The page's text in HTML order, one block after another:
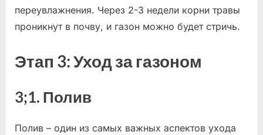
переувлажнения. Через 2-3 недели корни травы
проникнут в почву, и газон можно будет стричь.
Этап 3: Уход за газоном
3;1. Полив
Полив – один из самых важных аспектов ухода